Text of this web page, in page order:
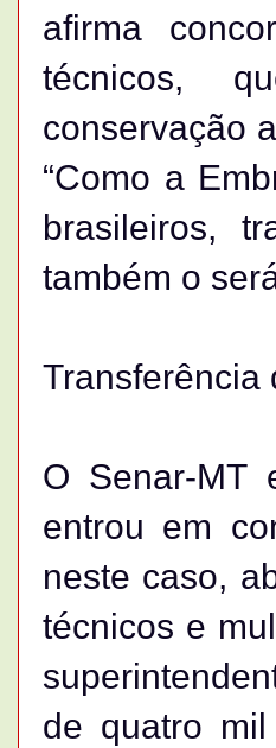
afirma
técnicos,
conservação
“Como a
brasileiros,
também o
Transferência
O Senar-MT
entrou em
neste caso,
técnicos e
de quatro